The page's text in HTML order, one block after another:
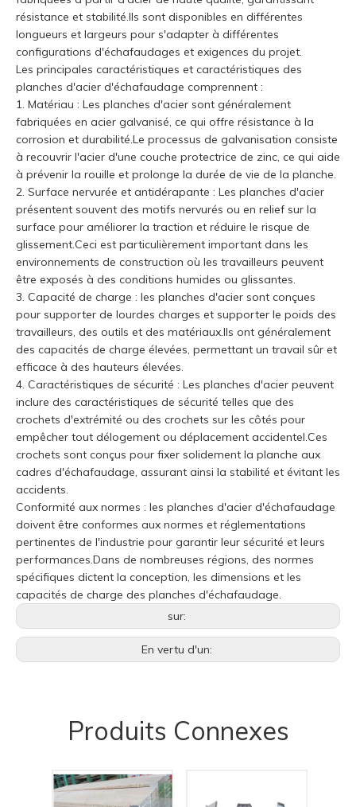
résistance et stabilité.Ils sont disponibles en différentes
longueurs et largeurs pour s'adapter à différentes
configurations d'échafaudages et exigences du projet.
Les principales caractéristiques et caractéristiques des
planches d'acier d'échafaudage comprennent :
1. Matériau : Les planches d'acier sont généralement
fabriquées en acier galvanisé, ce qui offre résistance à la
corrosion et durabilité.Le processus de galvanisation consiste
à recouvrir l'acier d'une couche protectrice de zinc, ce qui aide
à prévenir la rouille et prolonge la durée de vie de la planche.
2. Surface nervurée et antidérapante : Les planches d'acier
présentent souvent des motifs nervurés ou en relief sur la
surface pour améliorer la traction et réduire le risque de
glissement.Ceci est particulièrement important dans les
environnements de construction où les travailleurs peuvent
être exposés à des conditions humides ou glissantes.
3. Capacité de charge : les planches d'acier sont conçues
pour supporter de lourdes charges et supporter le poids des
travailleurs, des outils et des matériaux.Ils ont généralement
des capacités de charge élevées, permettant un travail sûr et
efficace à des hauteurs élevées.
4. Caractéristiques de sécurité : Les planches d'acier peuvent
inclure des caractéristiques de sécurité telles que des
crochets d'extrémité ou des crochets sur les côtés pour
empêcher tout délogement ou déplacement accidentel.Ces
crochets sont conçus pour fixer solidement la planche aux
cadres d'échafaudage, assurant ainsi la stabilité et évitant les
accidents.
Conformité aux normes : les planches d'acier d'échafaudage
doivent être conformes aux normes et réglementations
pertinentes de l'industrie pour garantir leur sécurité et leurs
performances.Dans de nombreuses régions, des normes
spécifiques dictent la conception, les dimensions et les
capacités de charge des planches d'échafaudage.
sur:
En vertu d'un:
Produits Connexes